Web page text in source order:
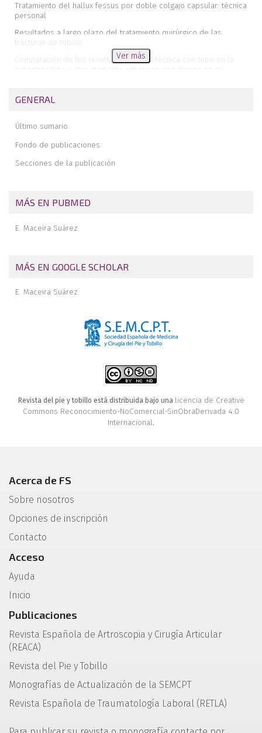
Tratamiento del hallux fessus por doble colgajo capsular: técnica
personal
Resultados a largo plazo del tratamiento quirúrgico de las
fracturas de tobillo
Comparación de los resultados de una técnica con tope en la
subastragalina y otra mediante artrorrisis con dacron en el
Tratamiento quirúrgico de las inestabilidades crónicas del
complejo periastragalino
Claudicación tibial posterior
Fibromatosis plantar de presentación infantil
Ver más
GENERAL
Último sumario
Fondo de publicaciones
Secciones de la publicación
MÁS EN PUBMED
E. Maceira Suárez
MÁS EN GOOGLE SCHOLAR
E. Maceira Suárez
Revista del pie y tobillo está distribuida bajo una licencia de Creative
Commons Reconocimiento-NoComercial-SinObraDerivada 4.0
Internacional.
Acerca de FS
Sobre nosotros
Opciones de inscripción
Contacto
Acceso
Ayuda
Inicio
Publicaciones
Revista Española de Artroscopia y Cirugía Articular
(REACA)
Revista del Pie y Tobillo
Monografías de Actualización de la SEMCPT
Revista Española de Traumatología Laboral (RETLA)